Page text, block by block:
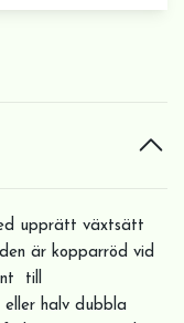
upprätt växtsätt
är kopparröd vid
till
eller halv dubbla